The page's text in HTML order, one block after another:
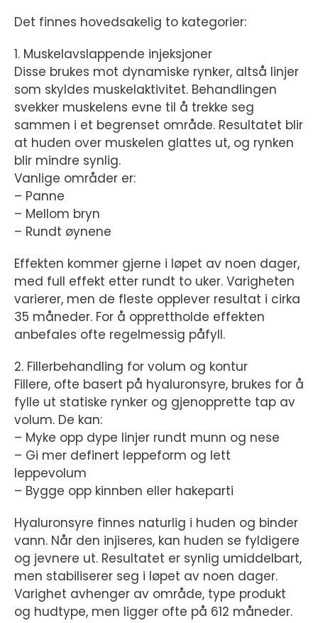
Det finnes hovedsakelig to kategorier:
1. Muskelavslappende injeksjoner
Disse brukes mot dynamiske rynker, altså linjer
som skyldes muskelaktivitet. Behandlingen
svekker muskelens evne til å trekke seg
sammen i et begrenset område. Resultatet blir
at huden over muskelen glattes ut, og rynken
blir mindre synlig.
Vanlige områder er:
– Panne
– Mellom bryn
– Rundt øynene
Effekten kommer gjerne i løpet av noen dager,
med full effekt etter rundt to uker. Varigheten
varierer, men de fleste opplever resultat i cirka
35 måneder. For å opprettholde effekten
anbefales ofte regelmessig påfyll.
2. Fillerbehandling for volum og kontur
Fillere, ofte basert på hyaluronsyre, brukes for å
fylle ut statiske rynker og gjenopprette tap av
volum. De kan:
– Myke opp dype linjer rundt munn og nese
– Gi mer definert leppeform og lett
leppevolum
– Bygge opp kinnben eller hakeparti
Hyaluronsyre finnes naturlig i huden og binder
vann. Når den injiseres, kan huden se fyldigere
og jevnere ut. Resultatet er synlig umiddelbart,
men stabiliserer seg i løpet av noen dager.
Varighet avhenger av område, type produkt
og hudtype, men ligger ofte på 612 måneder.